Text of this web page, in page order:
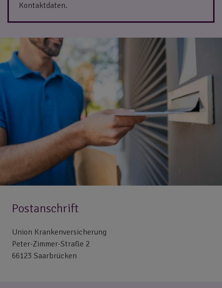
Kontaktdaten.
Postanschrift
Union Krankenversicherung
Peter-Zimmer-Straße 2
66123 Saarbrücken